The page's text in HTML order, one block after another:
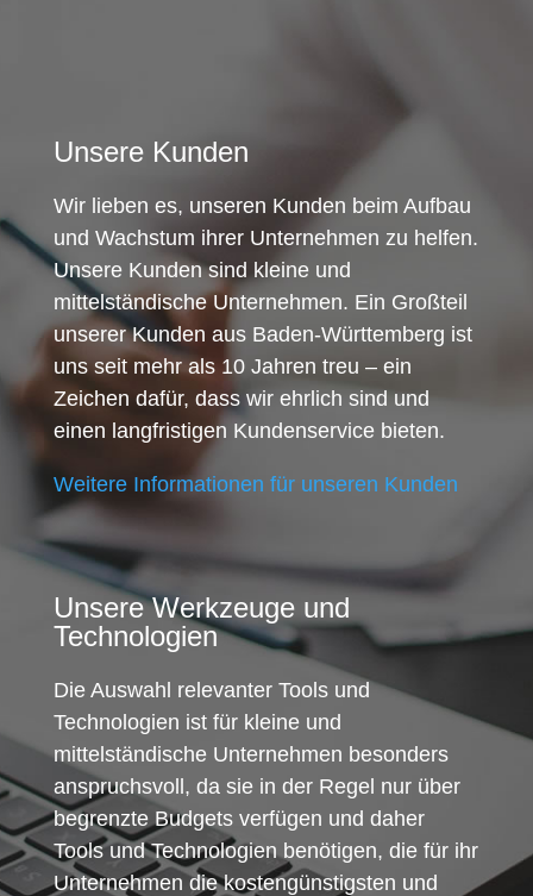
Unsere Kunden
Wir lieben es, unseren Kunden beim Aufbau
und Wachstum ihrer Unternehmen zu helfen.
Unsere Kunden sind kleine und
mittelständische Unternehmen. Ein Großteil
unserer Kunden aus Baden-Württemberg ist
uns seit mehr als 10 Jahren treu – ein
Zeichen dafür, dass wir ehrlich sind und
einen langfristigen Kundenservice bieten.
Weitere Informationen für unseren Kunden
Unsere Werkzeuge und
Technologien
Die Auswahl relevanter Tools und
Technologien ist für kleine und
mittelständische Unternehmen besonders
anspruchsvoll, da sie in der Regel nur über
begrenzte Budgets verfügen und daher
Tools und Technologien benötigen, die für ihr
Unternehmen die kostengünstigsten und